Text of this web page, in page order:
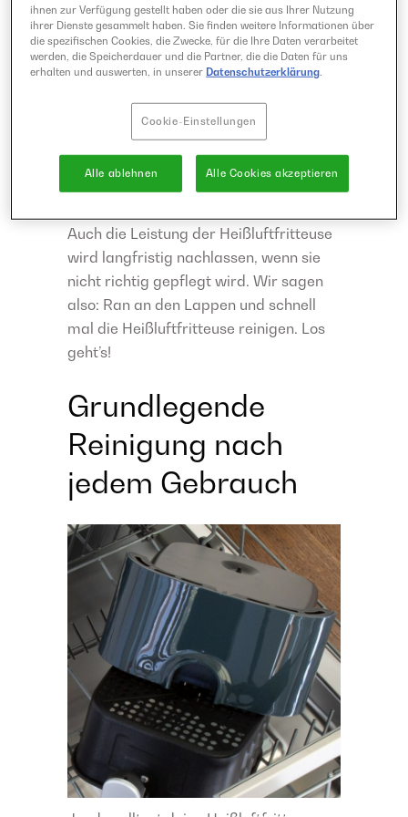
Ein zweiter Punkt ist die Hygiene:
Bleiben Reste von Lebensmitteln lange
in der Heißluftfritteuse zurück, können
diese anfangen zu schimmeln, für
unangenehme Gerüche sorgen und von
Nutzung zu Nutzung weiter verbrennen
und deinen Airfryer nachhaltig
Auch die Leistung der Heißluftfritteuse
wird langfristig nachlassen, wenn sie
nicht richtig gepflegt wird. Wir sagen
also: Ran an den Lappen und schnell
mal die Heißluftfritteuse reinigen. Los
geht’s!
Grundlegende
Reinigung nach
jedem Gebrauch
ihnen zur Verfügung gestellt haben oder die sie aus Ihrer Nutzung
ihrer Dienste gesammelt haben. Sie finden weitere Informationen über
die spezifischen Cookies, die Zwecke, für die Ihre Daten verarbeitet
werden, die Speicherdauer und die Partner, die die Daten für uns
erhalten und auswerten, in unserer Datenschutzerklärung.
Cookie-Einstellungen
Alle ablehnen Alle Cookies akzeptieren